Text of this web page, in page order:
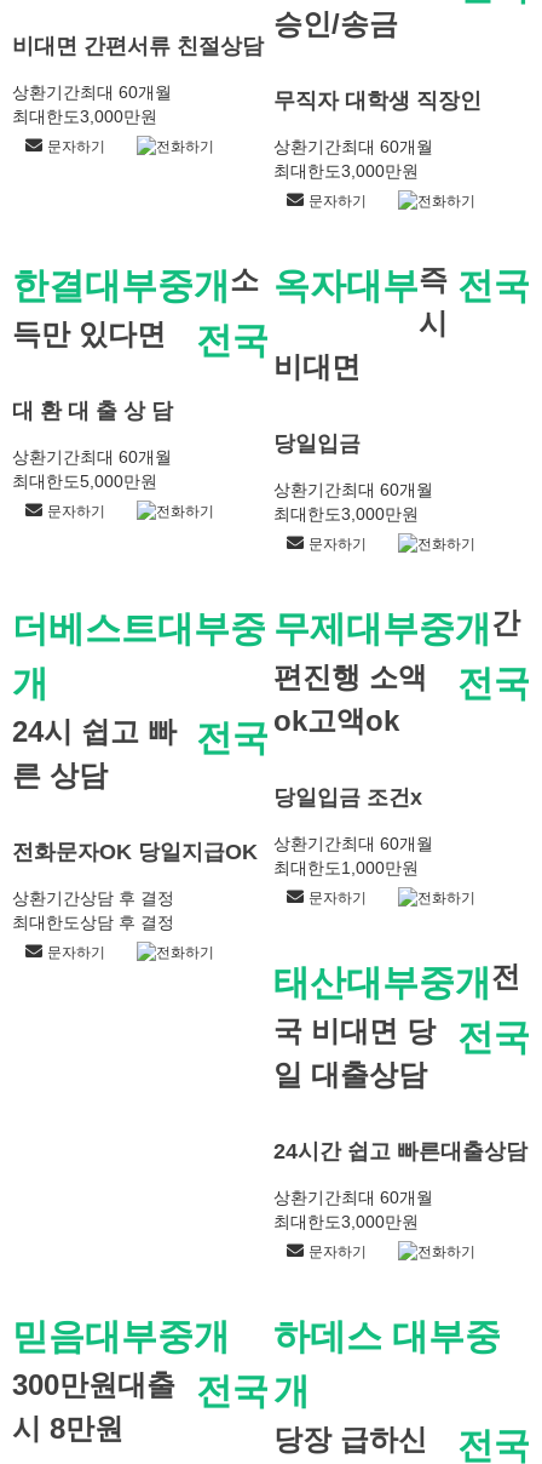
비대면 간편서류 친절상담
상환기간최대 60개월
최대한도3,000만원
문자하기 전화하기
승인/송금
무직자 대학생 직장인
상환기간최대 60개월
최대한도3,000만원
문자하기 전화하기
한결대부중개
전국
소
득만 있다면
대 환 대 출 상 담
상환기간최대 60개월
최대한도5,000만원
문자하기 전화하기
옥자대부 전국
즉
시
비대면
당일입금
상환기간최대 60개월
최대한도3,000만원
문자하기 전화하기
더베스트대부중
개
전국
24시 쉽고 빠
른 상담
전화문자OK 당일지급OK
상환기간상담 후 결정
최대한도상담 후 결정
문자하기 전화하기
무제대부중개
전국
간
편진행 소액
ok고액ok
당일입금 조건x
상환기간최대 60개월
최대한도1,000만원
문자하기 전화하기
태산대부중개
전국
전
국 비대면 당
일 대출상담
24시간 쉽고 빠른대출상담
상환기간최대 60개월
최대한도3,000만원
문자하기 전화하기
믿음대부중개
전국
300만원대출
시 8만원
하데스 대부중
개
전국
당장 급하신